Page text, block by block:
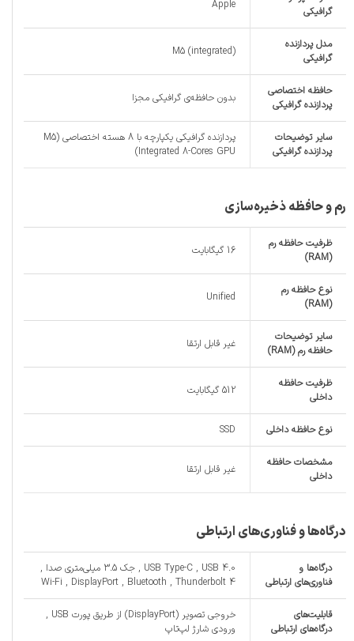
گرافیکی
Apple
مدل پردازنده
گرافیکی
M5 (integrated)
حافظه اختصاصی
پردازنده گرافیکی
بدون حافظه‌ی گرافیکی مجزا
سایر توضیحات
پردازنده گرافیکی
پردازنده گرافیکی یکپارچه با 8 هسته اختصاصی (M5
Integrated 8-Cores GPU)
رم و حافظه ذخیره‌سازی
ظرفیت حافظه رم
(RAM)
16 گیگابایت
نوع حافظه رم
(RAM)
Unified
سایر توضیحات
حافظه رم (RAM)
غیر قابل ارتقا
ظرفیت حافظه
داخلی
512 گیگابایت
نوع حافظه داخلی SSD
مشخصات حافظه
داخلی
غیر قابل ارتقا
درگاه‌ها و فناوری‌های ارتباطی
درگاه‌ها و
فناوری‌های ارتباطی
USB Type-C , USB 4.0 , جک 3.5 میلی‌متری صدا ,
Wi-Fi , DisplayPort , Bluetooth , Thunderbolt 4
قابلیت‌های
درگاه‌های ارتباطی
خروجی تصویر (DisplayPort) از طریق پورت USB ,
ورودی شارژ لپ‌تاپ